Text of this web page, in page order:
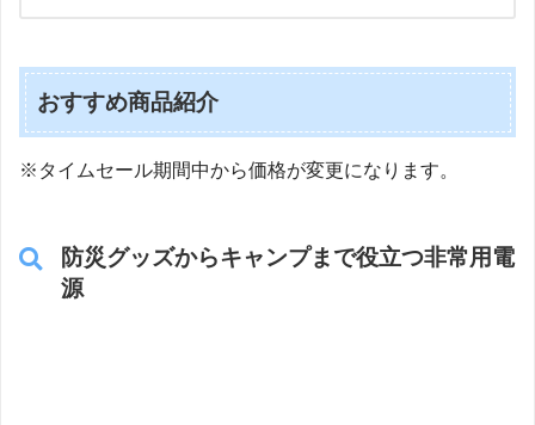
おすすめ商品紹介
※タイムセール期間中から価格が変更になります。
防災グッズからキャンプまで役立つ非常用電
源